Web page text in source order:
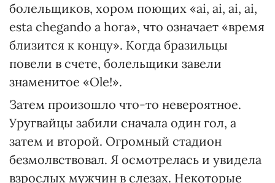
болельщиков, хором поющих «ai, ai, ai, ai,
esta chegando a hora», что означает «время
близится к концу». Когда бразильцы
повели в счете, болельщики завели
знаменитое «Ole!».
Затем произошло что-то невероятное.
Уругвайцы забили сначала один гол, а
затем и второй. Огромный стадион
безмолвствовал. Я осмотрелась и увидела
взрослых мужчин в слезах. Некоторые